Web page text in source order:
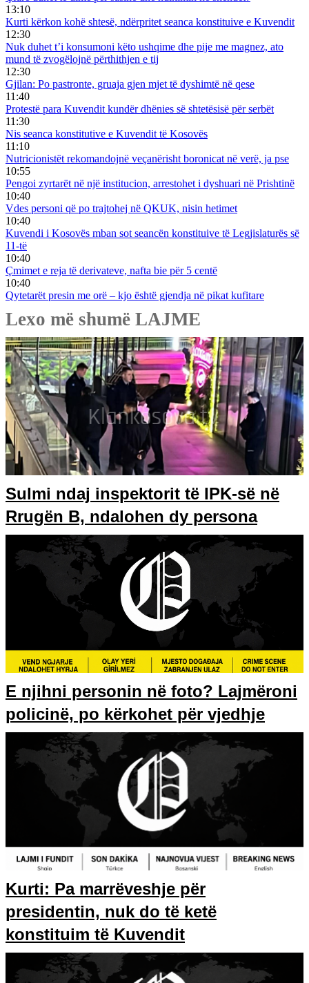
13:10
Kurti kërkon kohë shtesë, ndërpritet seanca konstituive e Kuvendit
12:30
Nuk duhet t’i konsumoni këto ushqime dhe pije me magnez, ato
mund të zvogëlojnë përthithjen e tij
12:30
Gjilan: Po pastronte, gruaja gjen mjet të dyshimtë në qese
11:40
Protestë para Kuvendit kundër dhënies së shtetësisë për serbët
11:30
Nis seanca konstitutive e Kuvendit të Kosovës
11:10
Nutricionistët rekomandojnë veçanërisht boronicat në verë, ja pse
10:55
Pengoi zyrtarët në një institucion, arrestohet i dyshuari në Prishtinë
10:40
Vdes personi që po trajtohej në QKUK, nisin hetimet
10:40
Kuvendi i Kosovës mban sot seancën konstituive të Legjislaturës së
11-të
10:40
Çmimet e reja të derivateve, nafta bie për 5 centë
10:40
Qytetarët presin me orë – kjo është gjendja në pikat kufitare
Lexo më shumë LAJME
Sulmi ndaj inspektorit të IPK-së në
Rrugën B, ndalohen dy persona
E njihni personin në foto? Lajmëroni
policinë, po kërkohet për vjedhje
Kurti: Pa marrëveshje për
presidentin, nuk do të ketë
konstituim të Kuvendit